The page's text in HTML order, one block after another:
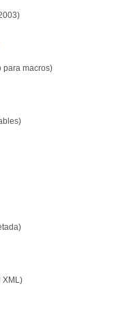
para macros)
XML)